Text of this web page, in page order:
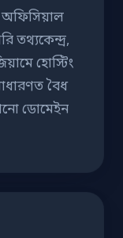
তথ্যকেন্দ্র,
হোস্টিং
বৈধ
ডোমেইন